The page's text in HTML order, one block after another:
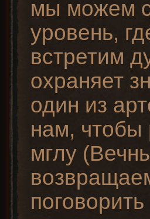
мы можем
уровень,
встретим
охраняет
один из
нам, чтобы
мглу